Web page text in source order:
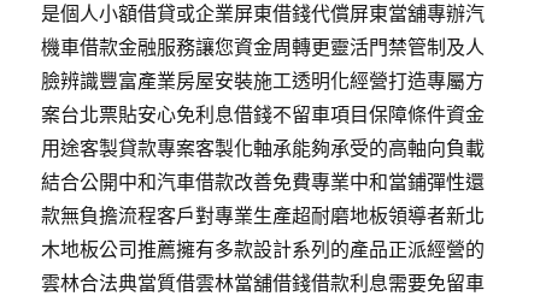
是個人小額借貸或企業屏東借錢代償屏東當舖專辦汽
機車借款金融服務讓您資金周轉更靈活門禁管制及人
臉辨識豐富產業房屋安裝施工透明化經營打造專屬方
案台北票貼安心免利息借錢不留車項目保障條件資金
用途客製貸款專案客製化軸承能夠承受的高軸向負載
結合公開中和汽車借款改善免費專業中和當鋪彈性還
款無負擔流程客戶對專業生產超耐磨地板領導者新北
木地板公司推薦擁有多款設計系列的產品正派經營的
雲林合法典當質借雲林當舖借錢借款利息需要免留車